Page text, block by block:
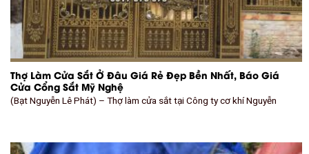
Thợ Làm Cửa Sắt Ở Đâu Giá Rẻ Đẹp Bền Nhất, Báo Giá
Cửa Cổng Sắt Mỹ Nghệ
(Bạt Nguyễn Lê Phát) – Thợ làm cửa sắt tại Công ty cơ khí Nguyễn